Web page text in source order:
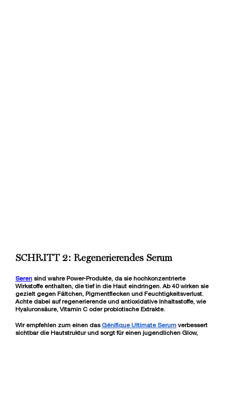
LOADING ...
SCHRITT 2: Regenerierendes Serum
Seren sind wahre Power-Produkte, da sie hochkonzentrierte
Wirkstoffe enthalten, die tief in die Haut eindringen. Ab 40 wirken sie
gezielt gegen Fältchen, Pigmentflecken und Feuchtigkeitsverlust.
Achte dabei auf regenerierende und antioxidative Inhaltsstoffe, wie
Hyaluronsäure, Vitamin C oder probiotische Extrakte.
Wir empfehlen zum einen das Génifique Ultimate Serum verbessert
sichtbar die Hautstruktur und sorgt für einen jugendlichen Glow,